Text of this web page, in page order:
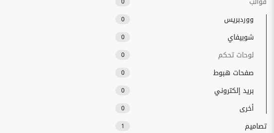
ووردبريس 0
شوبيفاي 0
لوحات تحكم 0
صفحات هبوط 0
بريد إلكتروني 0
أخرى 0
تصاميم 1